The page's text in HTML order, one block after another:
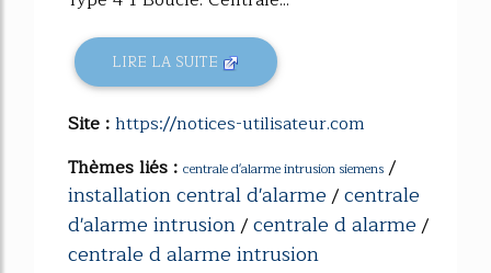
LIRE LA SUITE
Site :https://notices-utilisateur.com
Thèmes liés : centrale d'alarme intrusion siemens /
installation central d'alarme/centrale
d'alarme intrusion/centrale d alarme/
centrale d alarme intrusion